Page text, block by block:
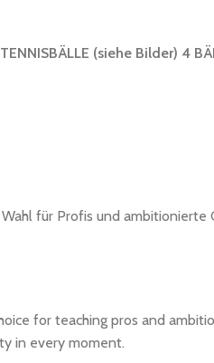
(siehe Bilder) 4
für Profis und
for teaching pros and
in every moment.